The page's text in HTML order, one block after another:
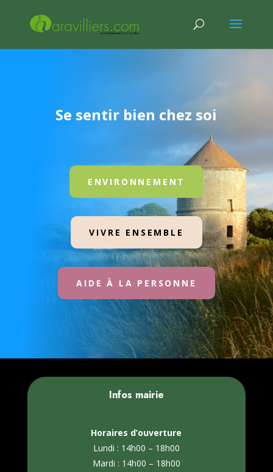
Se sentir bien chez soi
ENVIRONNEMENT
VIVRE ENSEMBLE
AIDE À LA PERSONNE
Infos mairie
Horaires d’ouverture
Lundi : 14h00 – 18h00
Mardi : 14h00 – 18h00